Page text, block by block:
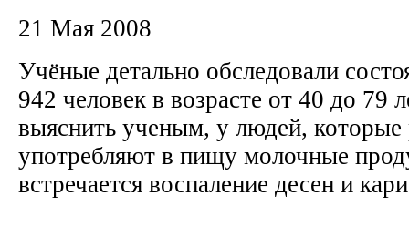
21 Мая 2008
Учёные детально обследовали
942 человек в возрасте от 40 до 79
выяснить ученым, у людей, которые
употребляют в пищу молочные
встречается воспаление десен и